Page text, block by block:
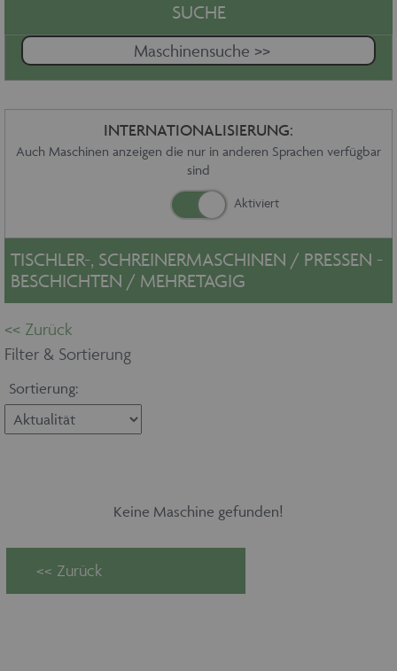
Handling - Transportieren -
Stapeln - Verpacken etc.
Absaugen - Versorgen -
Service
Kontakt
Impressum
Datenschutz
SUCHE
INTERNATIONALISIERUNG:
Auch Maschinen anzeigen die nur in anderen Sprachen verfügbar
sind
TISCHLER-, SCHREINERMASCHINEN / PRESSEN -
BESCHICHTEN / MEHRETAGIG
Filter & Sortierung
Sortierung:
Keine Maschine gefunden!